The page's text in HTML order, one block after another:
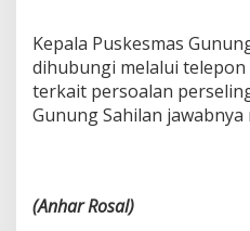
Kepala Puskesmas
dihubungi melalui
terkait persoalan
Gunung Sahilan jawabnya
(Anhar Rosal)